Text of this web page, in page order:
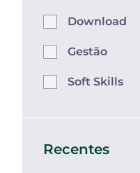
Download
Gestão
Soft Skills
Recentes